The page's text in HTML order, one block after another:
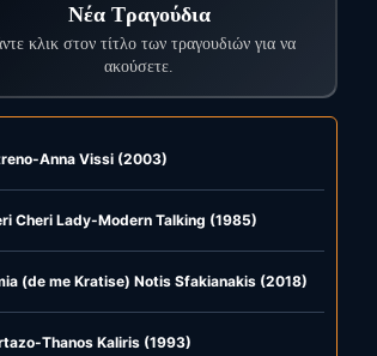
Νέα Τραγούδια
κλικ στον τίτλο των τραγουδιών για να
ακούσετε.
Anna Vissi (2003)
Cheri Lady-Modern Talking (1985)
(de me Kratise) Notis Sfakianakis (2018)
Thanos Kaliris (1993)